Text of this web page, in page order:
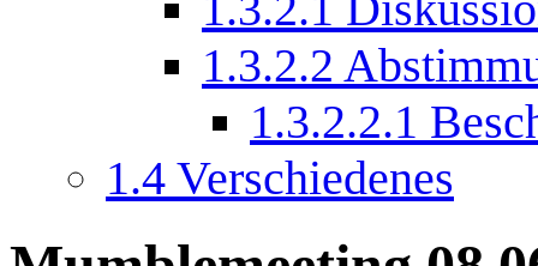
1.3.2.2
1.3.2.2.1
1.4 Verschiedenes